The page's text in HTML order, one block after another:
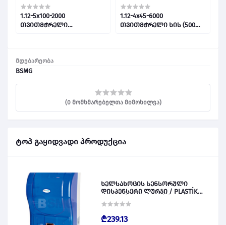
მდებარეობა
BSMG
(0 მომხმარებელთა მიმოხილვა)
ტოპ გაყიდვადი პროდუქცია
ხელსახოცის სენსორული
დისპენსერი ლურჯი / PLASTİK
₾239.13
1.12-5x100-2000
თვითმჭრელი
1.12-4x45-6000
თვითმჭრელი ხის (500